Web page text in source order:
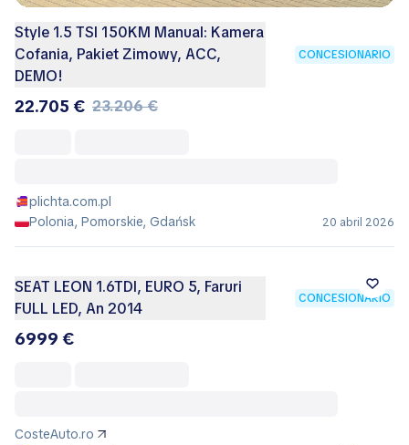
Style 1.5 TSI 150KM Manual: Kamera
Cofania, Pakiet Zimowy, ACC,
DEMO!
CONCESIONARIO
22.705 € 23.206 €
plichta.com.pl
Polonia, Pomorskie, Gdańsk
20 abril 2026
SEAT LEON 1.6TDI, EURO 5, Faruri
FULL LED, An 2014
CONCESIONARIO
6999 €
CosteAuto.ro